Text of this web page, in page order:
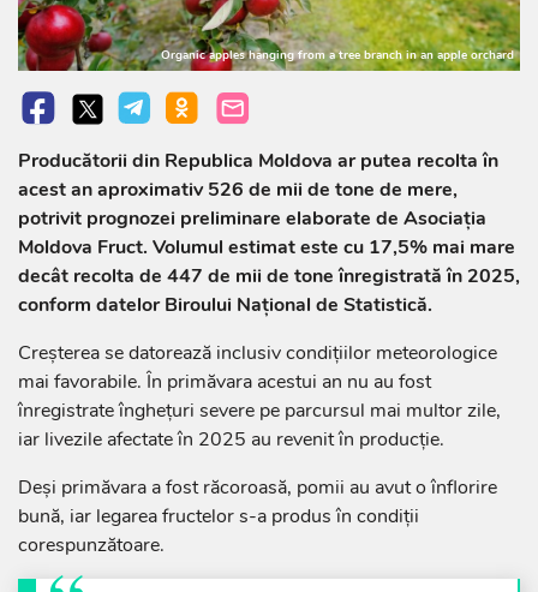
Organic apples hanging from a tree branch in an apple orchard
Producătorii din Republica Moldova ar putea recolta în
acest an aproximativ 526 de mii de tone de mere,
potrivit prognozei preliminare elaborate de Asociația
Moldova Fruct. Volumul estimat este cu 17,5% mai mare
decât recolta de 447 de mii de tone înregistrată în 2025,
conform datelor Biroului Național de Statistică.
Creșterea se datorează inclusiv condițiilor meteorologice
mai favorabile. În primăvara acestui an nu au fost
înregistrate înghețuri severe pe parcursul mai multor zile,
iar livezile afectate în 2025 au revenit în producție.
Deși primăvara a fost răcoroasă, pomii au avut o înflorire
bună, iar legarea fructelor s-a produs în condiții
corespunzătoare.